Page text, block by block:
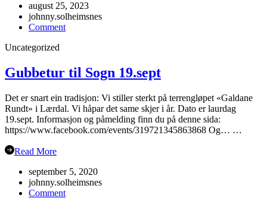
august 25, 2023
johnny.solheimsnes
Commenton
Uncategorized
Gubbetur til Sogn 19.sept
Det er snart ein tradisjon: Vi stiller sterkt på terrengløpet «Galdane
Rundt» i Lærdal. Vi håpar det same skjer i år. Dato er laurdag
19.sept. Informasjon og påmelding finn du på denne sida:
https://www.facebook.com/events/319721345863868 Og… …
Read More
september 5, 2020
johnny.solheimsnes
Commenton